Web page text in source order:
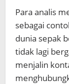
Para analis
sebagai
dunia sepak
tidak lagi
menjalin